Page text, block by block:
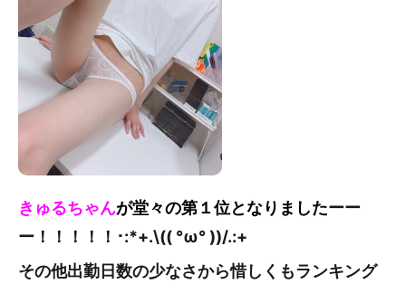
きゅるちゃんが堂々の第１位となりましたーー
ー！！！！！ ･:*+.\(( °ω° ))/.:+
その他出勤日数の少なさから惜しくもランキング